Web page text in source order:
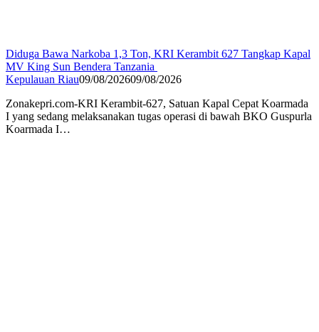
Diduga Bawa Narkoba 1,3 Ton, KRI Kerambit 627 Tangkap Kapal
MV King Sun Bendera Tanzania
Kepulauan Riau09/08/202609/08/2026
Zonakepri.com-KRI Kerambit-627, Satuan Kapal Cepat Koarmada
I yang sedang melaksanakan tugas operasi di bawah BKO Guspurla
Koarmada I…